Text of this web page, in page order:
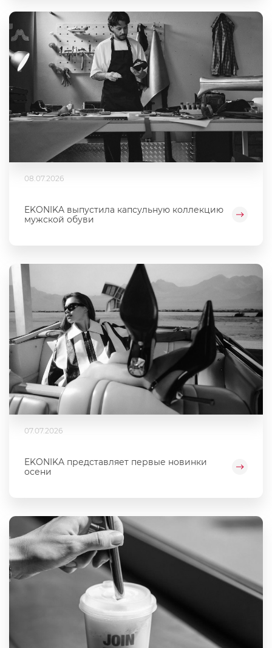
08.07.2026
EKONIKA выпустила капсульную коллекцию
мужской обуви
07.07.2026
EKONIKA представляет первые новинки
осени